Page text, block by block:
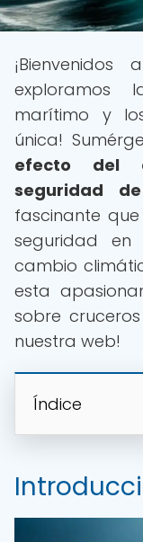
¡Bienvenidos
exploramos
marítimo y
única!
efecto del
seguridad
fascinante
seguridad
cambio
esta
sobre
nuestra web!
Índice